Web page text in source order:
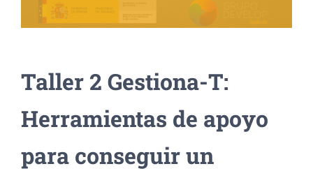
Taller 2 Gestiona-T:
Herramientas de apoyo
para conseguir un